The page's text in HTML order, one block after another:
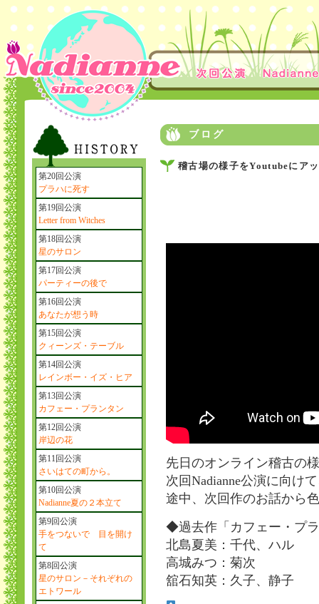
ブログ
稽古場の様子をYoutubeにア
先日のオンライン稽古の
次回Nadianne公演に向け
途中、次回作のお話から
◆過去作 「カフェー・プ
北島夏美：千代、ハル
高城みつ：菊次
舘石知英：久子、静子
第20回公演
プラハに死す
第19回公演
Letter from Witches
第18回公演
星のサロン
第17回公演
パーティーの後で
第16回公演
あなたが想う時
第15回公演
クィーンズ・テーブル
第14回公演
レインボー・イズ・ヒア
第13回公演
カフェー・プランタン
第12回公演
岸辺の花
第11回公演
さいはての町から。
第10回公演
Nadianne夏の２本立て
第9回公演
手をつないで 目を開け
て
第8回公演
星のサロン－それぞれの
エトワール